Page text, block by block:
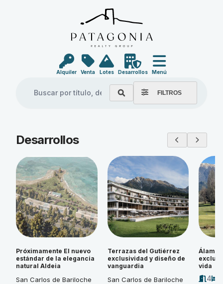
Alquiler Venta Lotes Desarrollos Menú
FILTROS
Explore our properties
Desarrollos
Próximamente El nuevo
estándar de la elegancia
natural Aldeia
San Carlos de Bariloche
Terrazas del Gutiérrez
exclusividad y diseño de
vanguardia
San Carlos de Bariloche
vida
4